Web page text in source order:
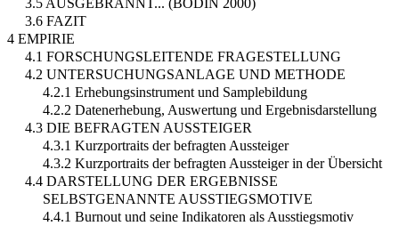
3.5 AUSGEBRANNT... (BODIN 2000)
3.6 FAZIT
4 EMPIRIE
4.1 FORSCHUNGSLEITENDE FRAGESTELLUNG
4.2 UNTERSUCHUNGSANLAGE UND METHODE
4.2.1 Erhebungsinstrument und Samplebildung
4.2.2 Datenerhebung, Auswertung und Ergebnisdarstellung
4.3 DIE BEFRAGTEN AUSSTEIGER
4.3.1 Kurzportraits der befragten Aussteiger
4.3.2 Kurzportraits der befragten Aussteiger in der Übersicht
4.4 DARSTELLUNG DER ERGEBNISSE
SELBSTGENANNTE AUSSTIEGSMOTIVE
4.4.1 Burnout und seine Indikatoren als Ausstiegsmotiv